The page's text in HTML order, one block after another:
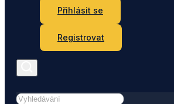
Přihlásit se
Registrovat
Hledat